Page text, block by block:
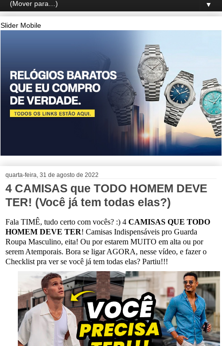
▼
Slider Mobile
quarta-feira, 31 de agosto de 2022
4 CAMISAS que TODO HOMEM DEVE
TER! (Você já tem todas elas?)
Fala TIMÊ, tudo certo com vocês? :) 4 CAMISAS QUE TODO
HOMEM DEVE TER! Camisas Indispensáveis pro Guarda
Roupa Masculino, eita! Ou por estarem MUITO em alta ou por
serem Atemporais. Bora se ligar AGORA, nesse vídeo, e fazer o
Checklist pra ver se você já tem todas elas? Partiu!!!